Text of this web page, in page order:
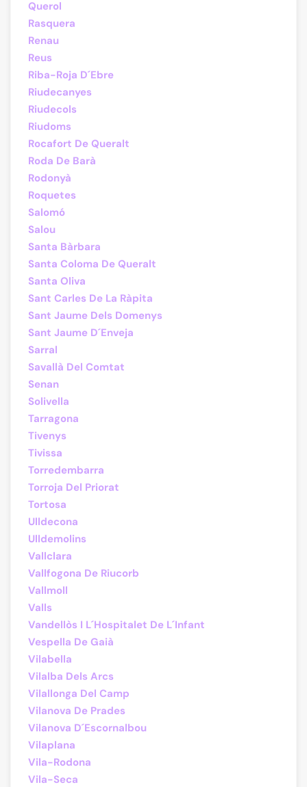
Querol
Rasquera
Renau
Reus
Riba-Roja D´Ebre
Riudecanyes
Riudecols
Riudoms
Rocafort De Queralt
Roda De Barà
Rodonyà
Roquetes
Salomó
Salou
Santa Bàrbara
Santa Coloma De Queralt
Santa Oliva
Sant Carles De La Ràpita
Sant Jaume Dels Domenys
Sant Jaume D´Enveja
Sarral
Savallà Del Comtat
Senan
Solivella
Tarragona
Tivenys
Tivissa
Torredembarra
Torroja Del Priorat
Tortosa
Ulldecona
Ulldemolins
Vallclara
Vallfogona De Riucorb
Vallmoll
Valls
Vandellòs I L´Hospitalet De L´Infant
Vespella De Gaià
Vilabella
Vilalba Dels Arcs
Vilallonga Del Camp
Vilanova De Prades
Vilanova D´Escornalbou
Vilaplana
Vila-Rodona
Vila-Seca